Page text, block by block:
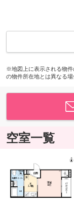
※地図上に表示される物件
の物件所在地とは異なる場
空室一覧